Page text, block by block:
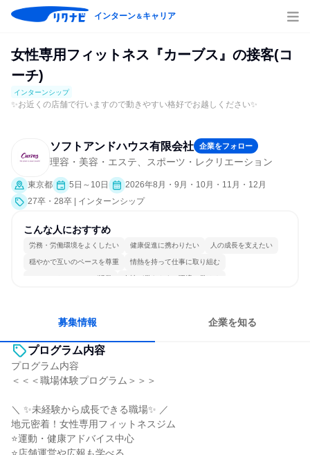
インターン＆キャリア
女性専用フィットネス『カーブス』の接客(コ
ーチ)
インターンシップ
✨お近くの店舗で行いますので動きやすい格好でお越しください✨
ソフトアンドハウス有限会社 企業をフォロー
理容・美容・エステ、スポーツ・レクリエーション
東京都 5日～10日
2026年8月・9月・10月・11月・12月
27卒・28卒 | インターンシップ
こんな人におすすめ
労務・労働環境をよくしたい 健康促進に携わりたい 人の成長を支えたい
穏やかで互いのペースを尊重 情熱を持って仕事に取り組む
コミュニケーションが活発 女性が働きやすい環境で働ける
募集情報 企業を知る
プログラム内容
プログラム内容
＜＜＜職場体験プログラム＞＞＞
＼ ✨未経験から成長できる職場✨ ／
地元密着！女性専用フィットネスジム
⭐運動・健康アドバイス中心